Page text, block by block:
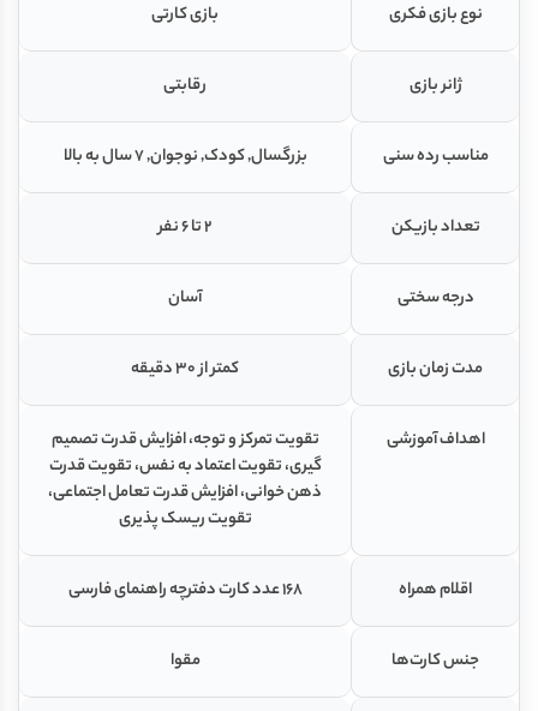
نوع بازی فکری بازی کارتی
ژانر بازی رقابتی
مناسب رده سنی بزرگسال, کودک, نوجوان, 7 سال به بالا
تعداد بازیکن ۲ تا ۶ نفر
درجه سختی آسان
مدت زمان بازی کمتر از ۳۰ دقیقه
اهداف آموزشی
تقویت تمرکز و توجه، افزایش قدرت تصمیم
گیری، تقویت اعتماد به نفس، تقویت قدرت
ذهن خوانی، افزایش قدرت تعامل اجتماعی،
تقویت ریسک پذیری
اقلام همراه 168 عدد کارت دفترچه راهنمای فارسی
جنس کارت‌ها مقوا